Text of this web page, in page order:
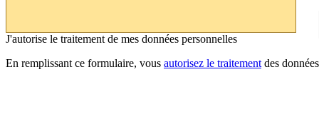
J'autorise le traitement de mes données personnelles
En remplissant ce formulaire, vous autorisez le traitement des